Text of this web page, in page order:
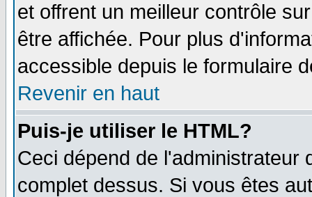
et offrent un meilleur contrôle
être affichée. Pour plus
accessible depuis le formulaire
Revenir en haut
Puis-je utiliser le HTML?
Ceci dépend de l'administrateur
complet dessus. Si vous êtes